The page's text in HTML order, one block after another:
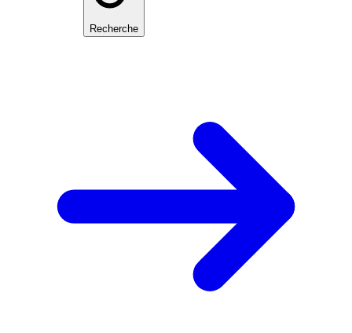
Recherche